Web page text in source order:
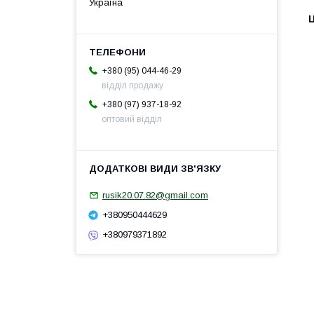
Україна
+380 (95) 044-46-29
відділ продажу
+380 (97) 937-18-92
оптовий відділ
rusik20.07.82@gmail.com
+380950444629
+380979371892